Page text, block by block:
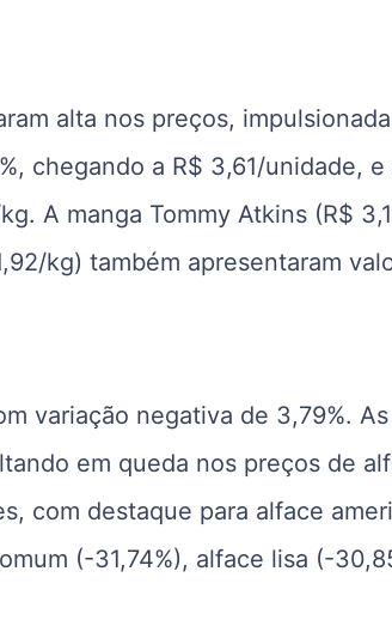
alta nos preços,
chegando a R$ 3,61/unidade, e
A manga Tommy Atkins (R$
kg) também apresentaram
variação negativa de 3,79%.
em queda nos preços de
com destaque para alface
(-31,74%), alface lisa (-